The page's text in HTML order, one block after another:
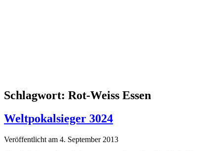
Schlagwort: Rot-Weiss Essen
Weltpokalsieger 3024
Veröffentlicht am 4. September 2013